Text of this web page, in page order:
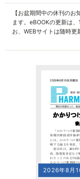
【お盆期間中の休刊の
ます。eBOOKの更新は
お、WEBサイトは随時更
2026年8月